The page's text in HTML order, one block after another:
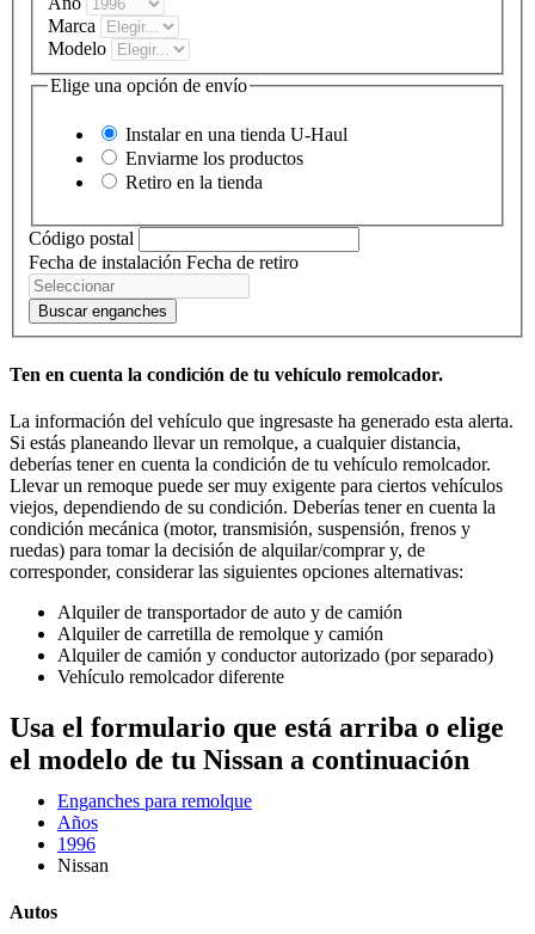
Marca
Modelo
Elige una opción de envío
Instalar en una tienda U-Haul
Enviarme los productos
Retiro en la tienda
Código postal
Fecha de instalación Fecha de retiro
Buscar enganches
Ten en cuenta la condición de tu vehículo remolcador.
La información del vehículo que ingresaste ha generado esta alerta.
Si estás planeando llevar un remolque, a cualquier distancia,
deberías tener en cuenta la condición de tu vehículo remolcador.
Llevar un remoque puede ser muy exigente para ciertos vehículos
viejos, dependiendo de su condición. Deberías tener en cuenta la
condición mecánica (motor, transmisión, suspensión, frenos y
ruedas) para tomar la decisión de alquilar/comprar y, de
corresponder, considerar las siguientes opciones alternativas:
Alquiler de transportador de auto y de camión
Alquiler de carretilla de remolque y camión
Alquiler de camión y conductor autorizado (por separado)
Vehículo remolcador diferente
Usa el formulario que está arriba o elige
el modelo de tu Nissan a continuación
Enganches para remolque
Años
1996
Nissan
Autos